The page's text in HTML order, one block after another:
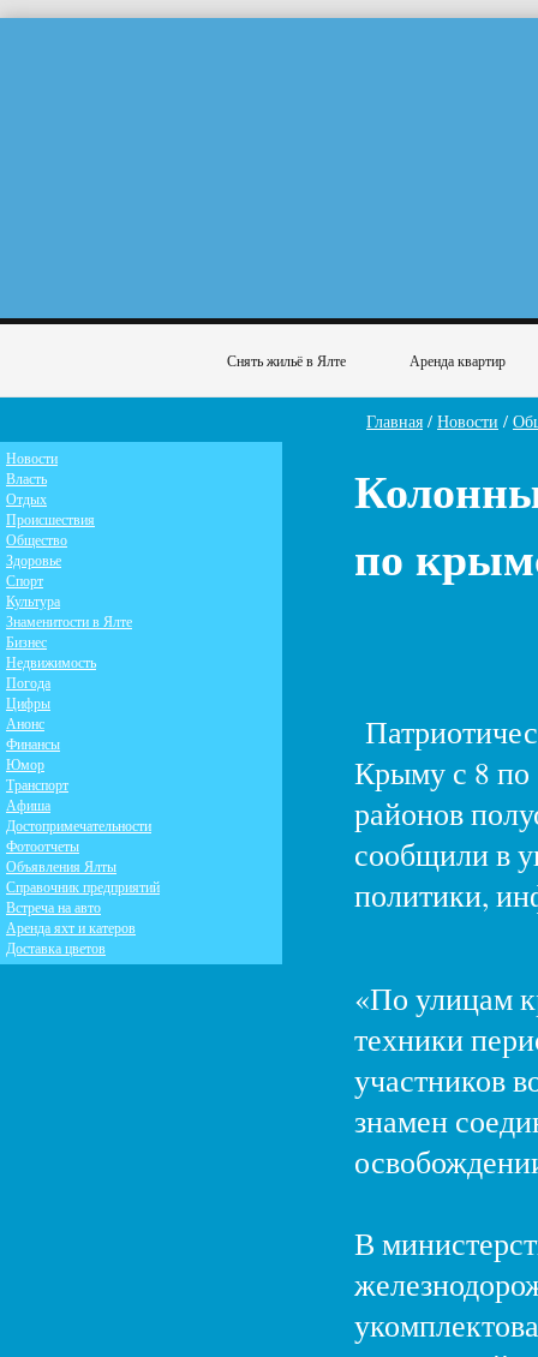
Снять жильё в Ялте Аренда квартир
Главная / Новости /
по
Крыму с 8 по
районов
сообщили в
политики,
«По улицам
техники
участников
знамен
В
Новости
Власть
Отдых
Происшествия
Общество
Здоровье
Спорт
Культура
Знаменитости в Ялте
Бизнес
Недвижимость
Погода
Цифры
Анонс
Финансы
Юмор
Транспорт
Афиша
Достопримечательности
Фотоотчеты
Объявления Ялты
Справочник предприятий
Встреча на авто
Аренда яхт и катеров
Доставка цветов